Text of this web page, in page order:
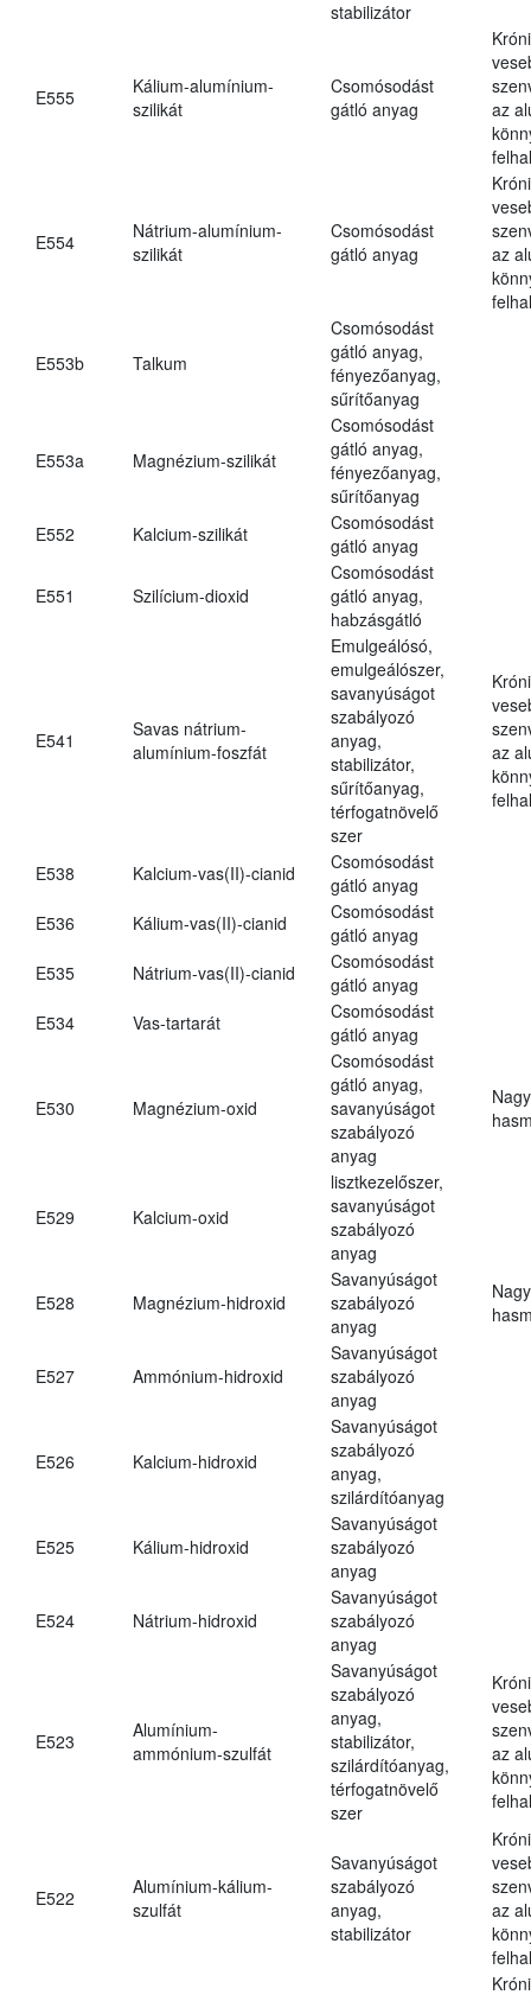
stabilizátor
E555
Kálium-alumínium-
szilikát
Csomósodást
gátló anyag
az
E554
Nátrium-alumínium-
szilikát
Csomósodást
gátló anyag
az
E553b Talkum
Csomósodást
gátló anyag,
fényezőanyag,
sűrítőanyag
E553a Magnézium-szilikát
Csomósodást
gátló anyag,
fényezőanyag,
sűrítőanyag
E552
Kalcium-szilikát
Csomósodást
gátló anyag
E551 Szilícium-dioxid
Csomósodást
gátló anyag,
habzásgátló
E541
Savas nátrium-
alumínium-foszfát
Emulgeálósó,
emulgeálószer,
savanyúságot
szabályozó
anyag,
stabilizátor,
sűrítőanyag,
térfogatnövelő
szer
az
E538 Kalcium-vas(II)-cianid
Csomósodást
gátló anyag
E536
Kálium-vas(II)-cianid
Csomósodást
gátló anyag
E535
Nátrium-vas(II)-cianid
Csomósodást
gátló anyag
E534
Vas-tartarát
Csomósodást
gátló anyag
E530 Magnézium-oxid
Csomósodást
gátló anyag,
savanyúságot
szabályozó
anyag
E529 Kalcium-oxid
lisztkezelőszer,
savanyúságot
szabályozó
anyag
E528 Magnézium-hidroxid
Savanyúságot
szabályozó
anyag
E527 Ammónium-hidroxid
Savanyúságot
szabályozó
anyag
E526 Kalcium-hidroxid
Savanyúságot
szabályozó
anyag,
szilárdítóanyag
E525 Kálium-hidroxid
Savanyúságot
szabályozó
anyag
E524 Nátrium-hidroxid
Savanyúságot
szabályozó
anyag
E523
Alumínium-
ammónium-szulfát
Savanyúságot
szabályozó
anyag,
stabilizátor,
szilárdítóanyag,
térfogatnövelő
szer
az
E522
Alumínium-kálium-
szulfát
Savanyúságot
szabályozó
anyag,
stabilizátor
az